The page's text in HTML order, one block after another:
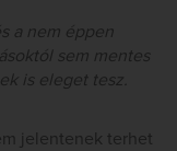
a nem éppen
sem mentes
is eleget tesz.
jelentenek terhet